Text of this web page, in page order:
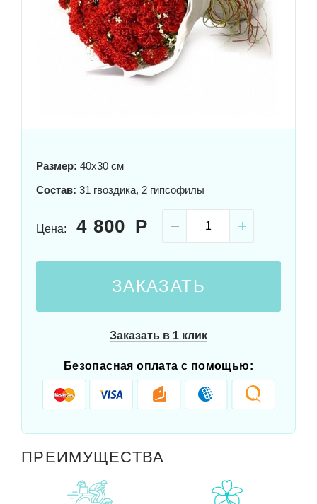
Размер: 40x30 см
Состав: 31 гвоздика, 2 гипсофилы
Цена: 4 800
ЗАКАЗАТЬ
Заказать в 1 клик
Безопасная оплата с помощью:
ПРЕИМУЩЕСТВА